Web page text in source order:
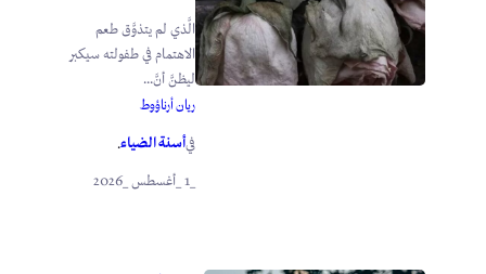
الَّذي لم يتذوَّق طعم
الاهتمام في طفولته سيكبر
ليظنَّ أنَّ...
ريان أرناؤوط
فيأسنة الضياء.
_1 _أغسطس _2026